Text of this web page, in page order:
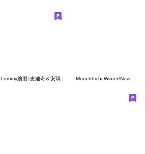
Lommy繪製♪史迪奇＆安琪 Monchhichi Winter/New Year's Holiday